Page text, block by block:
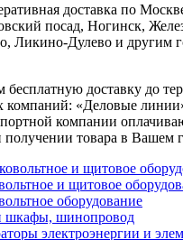
доставка по
посад, Ногинск,
Ликино-Дулево и другим
бесплатную доставку до
компаний: «Деловые
компании
получении товара в Вашем
и щитовое
оборудование
шинопровод